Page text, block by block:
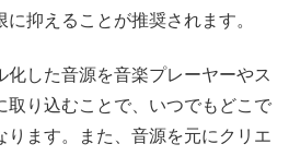
抑えることが推奨されます。
化した音源を音楽プレーヤーやス
取り込むことで、いつでもどこで
ります。また、音源を元にクリエ